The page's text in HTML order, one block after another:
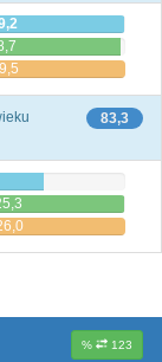
83,3
% 123